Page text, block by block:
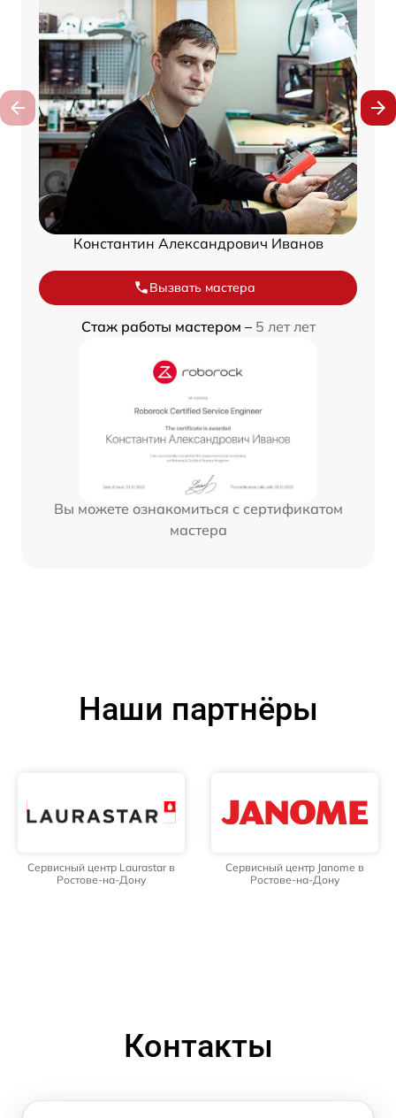
Константин Александрович Иванов
Вызвать мастера
Стаж работы мастером – 5 лет лет
Вы можете ознакомиться с сертификатом
мастера
Наши партнёры
Сервисный центр Laurastar в
Ростове-на-Дону
Сервисный центр Janome в
Ростове-на-Дону
Контакты